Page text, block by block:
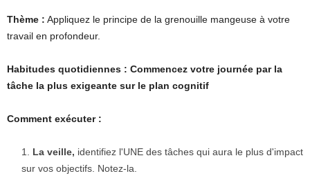
Thème : Appliquez le principe de la grenouille mangeuse à votre
travail en profondeur.
Habitudes quotidiennes : Commencez votre journée par la
tâche la plus exigeante sur le plan cognitif
Comment exécuter :
La veille, identifiez l'UNE des tâches qui aura le plus d'impact
sur vos objectifs. Notez-la.